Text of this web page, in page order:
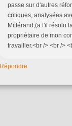
passe sur d'autres
critiques, analysées
Mittérand,(a t'il résolu
propriétaire de mon
travailler.<br /> <br />
Répondre